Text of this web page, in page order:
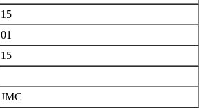
15
01
15
JMC